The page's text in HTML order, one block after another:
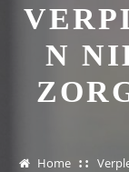
N
Home